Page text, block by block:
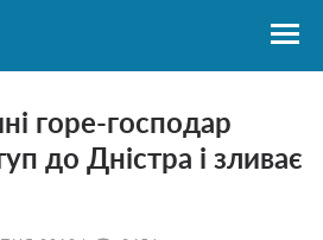
горе-господар
до Дністра і зливає